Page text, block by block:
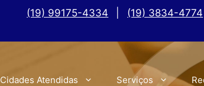
(19) 99175-4334 (19) 3834-4774
Cidades Atendidas Serviços